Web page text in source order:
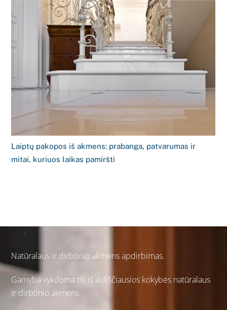
Laiptų pakopos iš akmens: prabanga, patvarumas ir
mitai, kuriuos laikas pamiršti
Natūralaus ir dirbtinio akmensapdirbimas.
Gamyba vykdoma tik iš aukščiausios kokybės natūralaus
ir dirbtinio akmens.